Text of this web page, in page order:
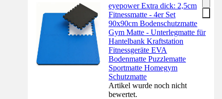
eyepower Extra dick: 2,5cm
Fitnessmatte - 4er Set
90x90cm Bodenschutzmatte
Gym Matte - Unterlegmatte für
Hantelbank Kraftstation
Fitnessgeräte EVA
Bodenmatte Puzzlematte
Sportmatte Homegym
Schutzmatte
Artikel wurde noch nicht
bewertet.